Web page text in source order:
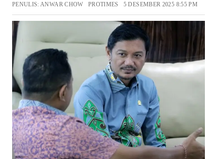
PENULIS: ANWAR CHOW PROTIMES 5 DESEMBER 2025 8:55 PM